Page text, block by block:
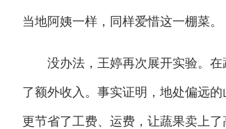
当地阿姨一样，同样爱惜这一棚菜。
没办法，王婷再次展开实验。在
了额外收入。事实证明，地处偏远
更节省了工费、运费，让蔬果卖上了